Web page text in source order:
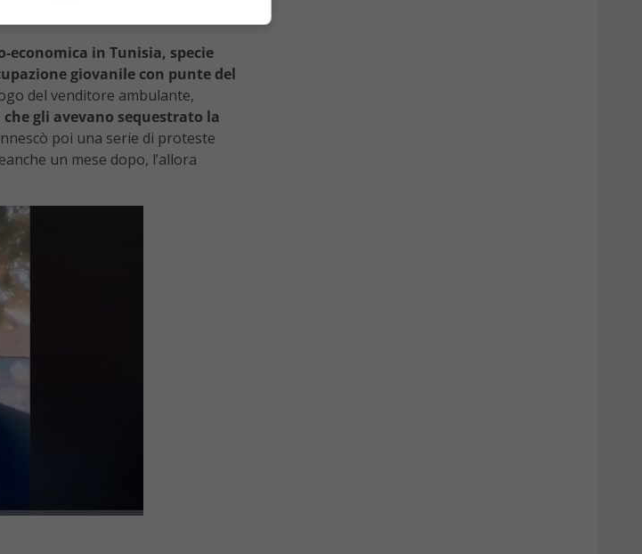
economica in Tunisia, specie
giovanile con punte del
del venditore ambulante,
gli avevano sequestrato la
poi una serie di proteste
un mese dopo, l’allora